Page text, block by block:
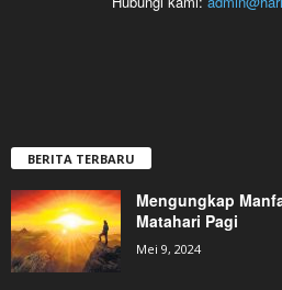
BERITA TERBARU
Mengungkap
Matahari Pagi
Mei 9, 2024